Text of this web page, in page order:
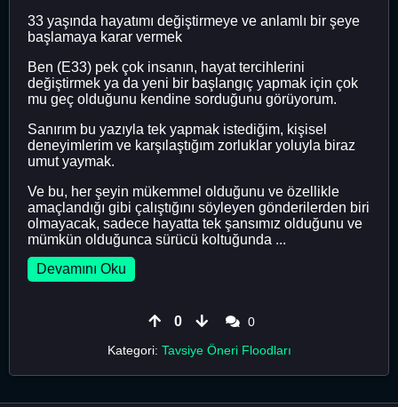
33 yaşında hayatımı değiştirmeye ve anlamlı bir şeye
başlamaya karar vermek
Ben (E33) pek çok insanın, hayat tercihlerini
değiştirmek ya da yeni bir başlangıç ​​yapmak için çok
mu geç olduğunu kendine sorduğunu görüyorum.
Sanırım bu yazıyla tek yapmak istediğim, kişisel
deneyimlerim ve karşılaştığım zorluklar yoluyla biraz
umut yaymak.
Ve bu, her şeyin mükemmel olduğunu ve özellikle
amaçlandığı gibi çalıştığını söyleyen gönderilerden biri
olmayacak, sadece hayatta tek şansımız olduğunu ve
mümkün olduğunca sürücü koltuğunda ...
Devamını Oku
0
0
Kategori: Tavsiye Öneri Floodları